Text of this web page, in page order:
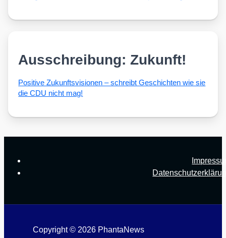
Ausschreibung: Zukunft!
Posi­ti­ve Zukunfts­vi­sio­nen – schreibt Geschich­ten wie sie
die CDU nicht mag!
Copyright © 2026 PhantaNews